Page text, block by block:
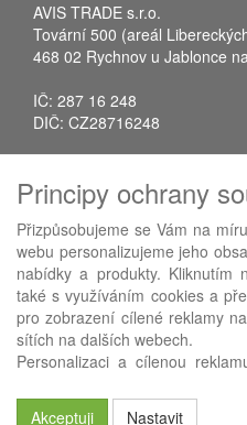
AVIS TRADE s.r.o.
Tovární 500 (areál
468 02 Rychnov u Jablonce
IČ: 287 16 248
DIČ: CZ28716248
Fax: +420 483 034 590
E-mail:info@avistrade.cz
Web:www.avistrade.cz
Používáme ABRA eShop-
Principy ochrany
Přizpůsobujeme se Vám na
webu personalizujeme jeho
nabídky a produkty. Kliknutím
také s využíváním cookies a
pro zobrazení cílené reklamy
sítích na dalších webech.
Personalizaci a cílenou
Akceptuji
Nastavit